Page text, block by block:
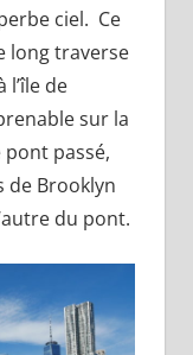
ciel. Ce
long traverse
l’île de
sur la
pont passé,
de Brooklyn
du pont.